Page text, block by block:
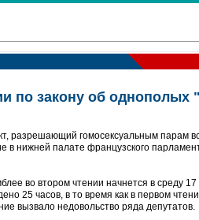
по закону об однополых
разрешающий гомосексуальным парам
в нижней палате французского
во втором чтении начнется в среду
25 часов, в то время как в первом
вызвало недовольство ряда депутатов.